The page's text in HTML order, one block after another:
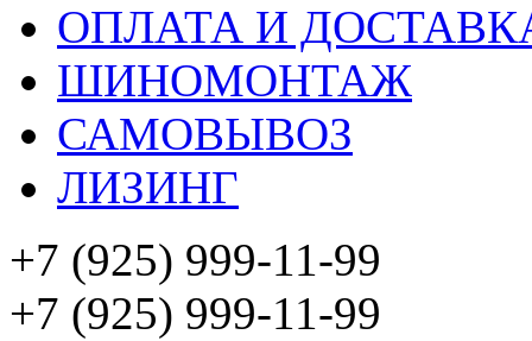
ОПЛАТА И
ШИНОМОНТАЖ
САМОВЫВОЗ
ЛИЗИНГ
+7 (925) 999-11-99
+7 (925) 999-11-99